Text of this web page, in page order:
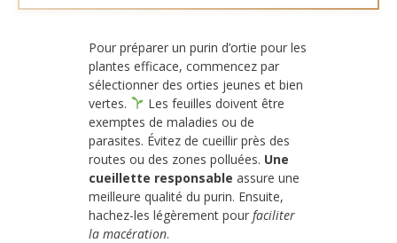
Pour préparer un purin d’ortie pour les
plantes efficace, commencez par
sélectionner des orties jeunes et bien
vertes.
Les feuilles doivent être
exemptes de maladies ou de
parasites. Évitez de cueillir près des
routes ou des zones polluées. Une
cueillette responsable assure une
meilleure qualité du purin. Ensuite,
hachez-les légèrement pour faciliter
la macération.